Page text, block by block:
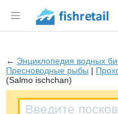
Раздел
← Энциклопедия водных
Пресноводные рыбы |
(Salmo ischchan)